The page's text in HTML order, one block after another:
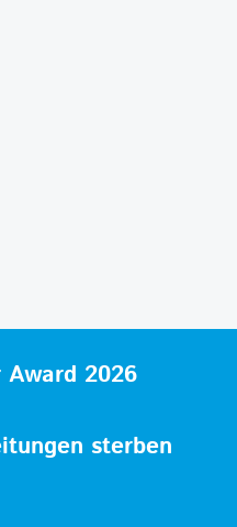
2026
sterben